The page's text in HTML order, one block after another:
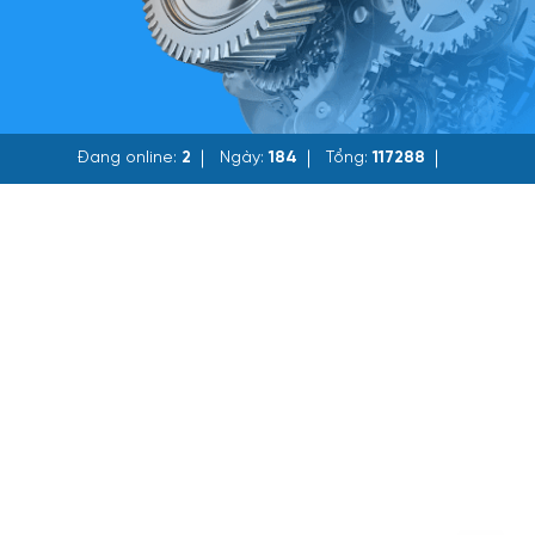
Đang online: 2 Ngày:184 Tổng:117288